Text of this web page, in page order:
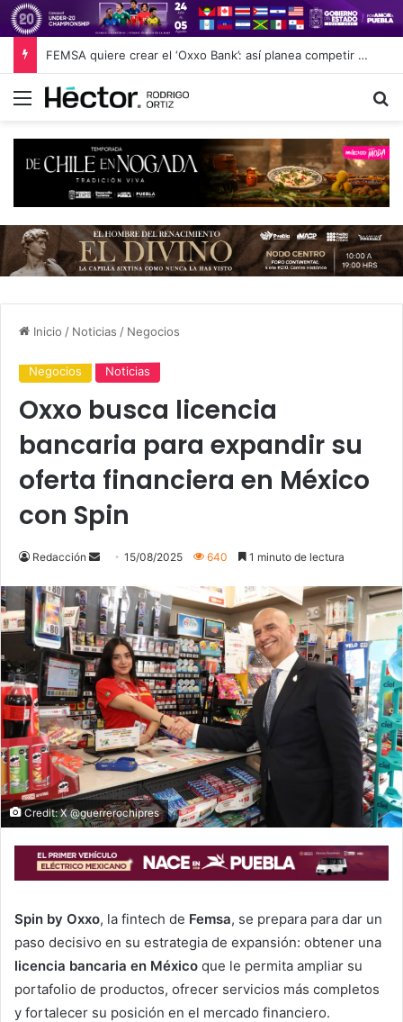
FEMSA quiere crear el ‘Oxxo Bank’: así planea competir contra Nu y Revolut desde las 24,000 tiendas de conveniencia
Menú
Inicio / Noticias / Negocios
Negocios Noticias
Oxxo busca licencia
bancaria para expandir su
oferta financiera en México
con Spin
Redacción
Send
email
15/08/2025 640 1 minuto de lectura
Credit: X @guerrerochipres
Spin by Oxxo, la fintech de Femsa, se prepara para dar un
paso decisivo en su estrategia de expansión: obtener una
licencia bancaria en México que le permita ampliar su
portafolio de productos, ofrecer servicios más completos
y fortalecer su posición en el mercado financiero.